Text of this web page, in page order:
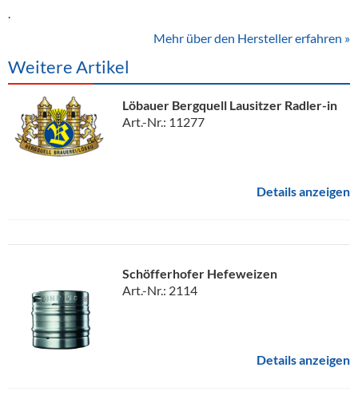
Mehr über den Hersteller erfahren »
Weitere Artikel
Löbauer Bergquell Lausitzer Radler-in
Art.-Nr.: 11277
Details anzeigen
Schöfferhofer Hefeweizen
Art.-Nr.: 2114
Details anzeigen